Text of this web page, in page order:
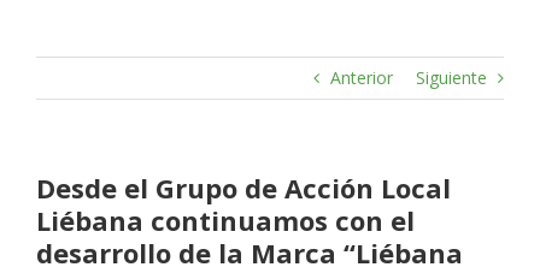
Anterior Siguiente
Desde el Grupo de Acción Local
Liébana continuamos con el
desarrollo de la Marca “Liébana